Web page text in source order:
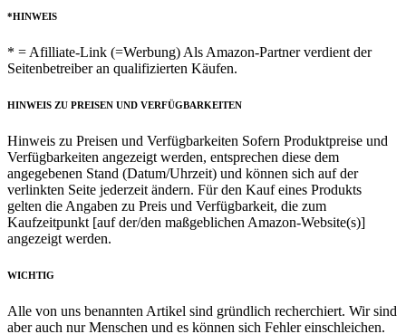
*HINWEIS
* = Afilliate-Link (=Werbung) Als Amazon-Partner verdient der
Seitenbetreiber an qualifizierten Käufen.
HINWEIS ZU PREISEN UND VERFÜGBARKEITEN
Hinweis zu Preisen und Verfügbarkeiten Sofern Produktpreise und
Verfügbarkeiten angezeigt werden, entsprechen diese dem
angegebenen Stand (Datum/Uhrzeit) und können sich auf der
verlinkten Seite jederzeit ändern. Für den Kauf eines Produkts
gelten die Angaben zu Preis und Verfügbarkeit, die zum
Kaufzeitpunkt [auf der/den maßgeblichen Amazon-Website(s)]
angezeigt werden.
WICHTIG
Alle von uns benannten Artikel sind gründlich recherchiert. Wir sind
aber auch nur Menschen und es können sich Fehler einschleichen.